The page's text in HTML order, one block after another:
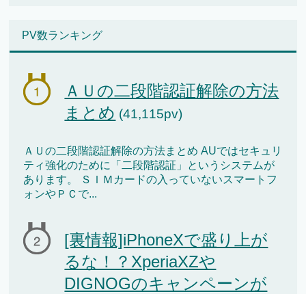
PV数ランキング
ＡＵの二段階認証解除の方法
まとめ (41,115pv)
ＡＵの二段階認証解除の方法まとめ AUではセキュリ
ティ強化のために「二段階認証」というシステムが
あります。 ＳＩＭカードの入っていないスマートフ
ォンやＰＣで...
[裏情報]iPhoneXで盛り上が
るな！？XperiaXZや
DIGNOGのキャンペーンが